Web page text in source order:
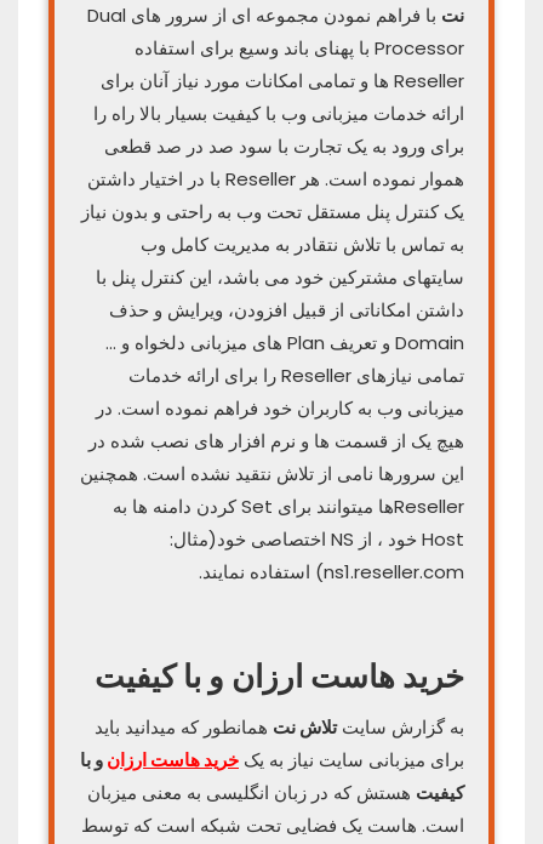
نت
با فراهم نمودن مجموعه ای از سرور های Dual
Processor با پهنای باند وسیع برای استفاده
Reseller ها و تمامی امکانات مورد نیاز آنان برای
ارائه خدمات میزبانی وب با کیفیت بسیار بالا راه را
برای ورود به یک تجارت با سود صد در صد قطعی
هموار نموده است. هر Reseller با در اختیار داشتن
یک کنترل پنل مستقل تحت وب به راحتی و بدون نیاز
به تماس با تلاش نتقادر به مدیریت کامل وب
سایتهای مشترکین خود می باشد، این کنترل پنل با
داشتن امکاناتی از قبیل افزودن، ویرایش و حذف
Domain و تعریف Plan های میزبانی دلخواه و …
تمامی نیازهای Reseller را برای ارائه خدمات
میزبانی وب به کاربران خود فراهم نموده است. در
هیچ یک از قسمت ها و نرم افزار های نصب شده در
این سرورها نامی از تلاش نتقید نشده است. همچنین
Resellerها میتوانند برای Set کردن دامنه ها به
Host خود ، از NS اختصاصی خود(مثال:
ns1.reseller.com) استفاده نمایند.
خرید هاست ارزان و با کیفیت
به گزارش سایتتلاش نت همانطور که میدانید باید
برای میزبانی سایت نیاز به یک خرید هاست ارزانو با
کیفیت هستش که در زبان انگلیسی به معنی میزبان
است. هاست یک فضایی تحت شبکه است که توسط